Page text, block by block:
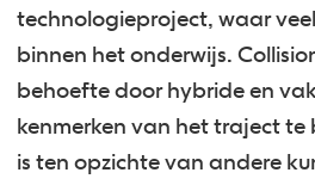
technologieproject, waar
binnen het onderwijs.
behoefte door hybride en
kenmerken van het traject
is ten opzichte van andere